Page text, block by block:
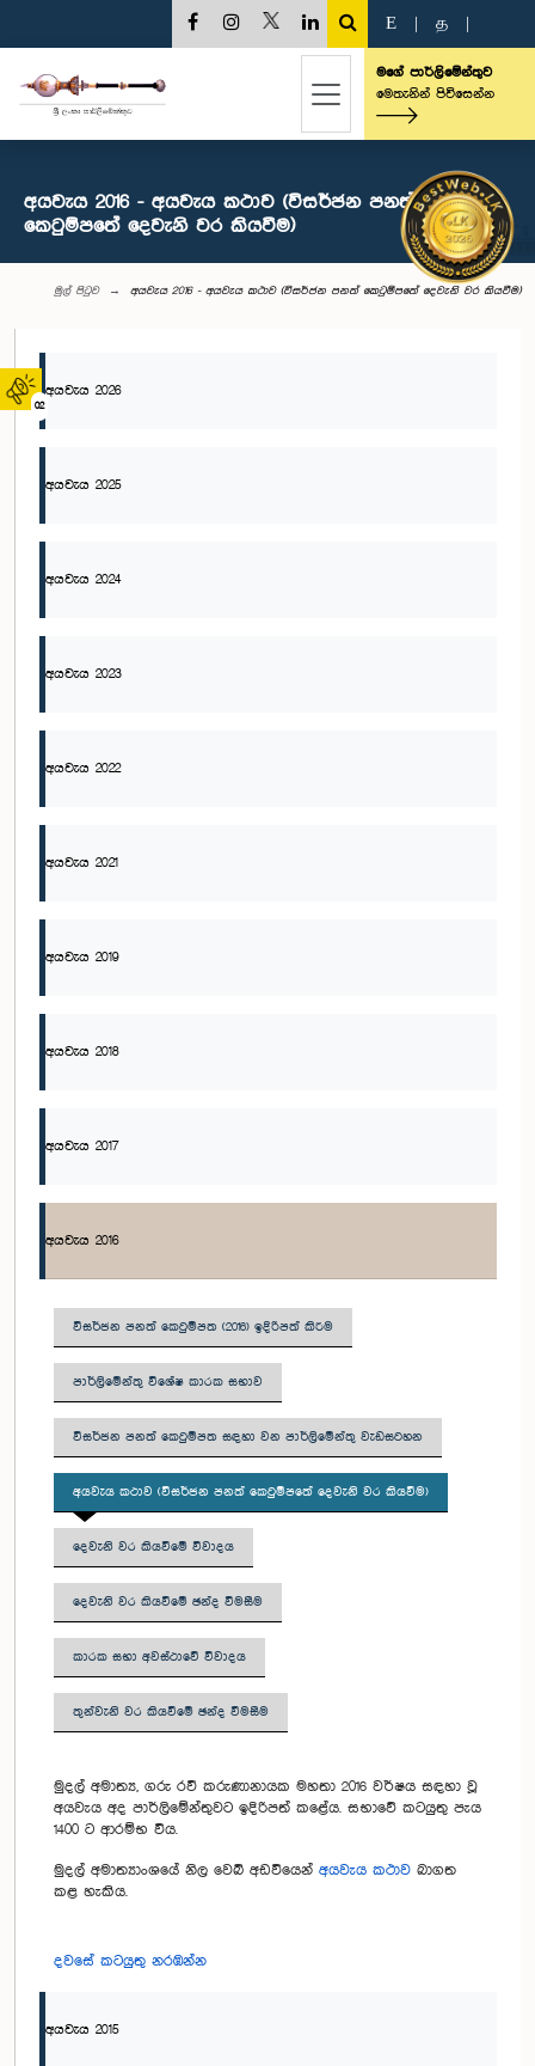
02
E த
මගේ පාර්ලිමේන්තුව
මෙතැනින් පිවිසෙන්න
අයවැය 2016 - අයවැය කථාව (විසර්ජන පනත්
කෙටුම්පතේ දෙවැනි වර කියවීම)
මුල් පිටුව අයවැය 2016 - අයවැය කථාව (විසර්ජන පනත් කෙටුම්පතේ දෙවැනි වර කියවීම)
අයවැය 2026
අයවැය 2025
අයවැය 2024
අයවැය 2023
අයවැය 2022
අයවැය 2021
අයවැය 2019
අයවැය 2018
අයවැය 2017
අයවැය 2016
විසර්ජන පනත් කෙටුම්පත (2016) ඉදිරිපත් කිරීම
පාර්ලිමේන්තු විශේෂ කාරක සභාව
විසර්ජන පනත් කෙටුම්පත සඳහා වන පාර්ලිමේන්තු වැඩසටහන
අයවැය කථාව (විසර්ජන පනත් කෙටුම්පතේ දෙවැනි වර කියවීම)
දෙවැනි වර කියවීමේ විවාදය
දෙවැනි වර කියවීමේ ඡන්ද විමසීම
කාරක සභා අවස්ථාවේ විවාදය
තුන්වැනි වර කියවීමේ ඡන්ද වීමසීම
මුදල් අමාත්‍ය, ගරු රවී කරුණානායක මහතා 2016 වර්ෂය සඳහා වූ
අයවැය අද පාර්ලිමේන්තුවට ඉදිරිපත් කළේය. සභාවේ කටයුතු පැය
1400 ට ආරම්භ විය.
මුදල් අමාත්‍යාංශයේ නිල වෙබ් අඩවියෙන් අයවැය කථාව බාගත
කළ හැකිය.
දවසේ කටයුතු නරඹන්න
අයවැය 2015